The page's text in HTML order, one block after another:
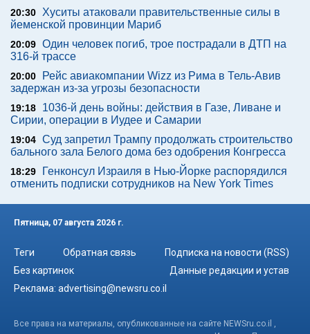
20:30 Хуситы атаковали правительственные силы в
йеменской провинции Мариб
20:09 Один человек погиб, трое пострадали в ДТП на
316-й трассе
20:00
Рейс авиакомпании Wizz из Рима в Тель-Авив
задержан из-за угрозы безопасности
19:18
1036-й день войны: действия в Газе, Ливане и
Сирии, операции в Иудее и Самарии
19:04 Суд запретил Трампу продолжать строительство
бального зала Белого дома без одобрения Конгресса
18:29
Генконсул Израиля в Нью-Йорке распорядился
отменить подписки сотрудников на New York Times
Пятница, 07 августа 2026 г.
Теги Обратная связь
Подписка на новости (RSS)
Без картинок
Данные редакции и устав
Реклама: advertising@newsru.co.il
Все права на материалы, опубликованные на сайте NEWSru.co.il ,